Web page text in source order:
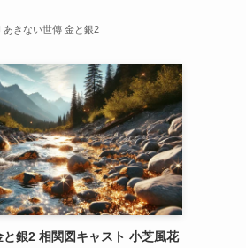
あきない世傳 金と銀2
銀2 相関図キャスト 小芝風花